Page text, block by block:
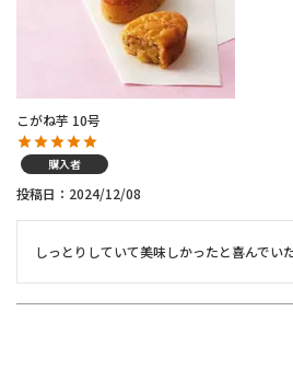
こがね芋 10号
購入者
投稿日 2024/12/08
しっとりしていて美味しかったと喜んでい